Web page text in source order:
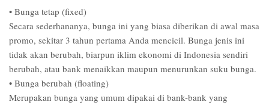
• Bunga tetap (fixed)
Secara sederhananya, bunga ini yang biasa diberikan di awal masa
promo, sekitar 3 tahun pertama Anda mencicil. Bunga jenis ini
tidak akan berubah, biarpun iklim ekonomi di Indonesia sendiri
berubah, atau bank menaikkan maupun menurunkan suku bunga.
• Bunga berubah (floating)
Merupakan bunga yang umum dipakai di bank-bank yang